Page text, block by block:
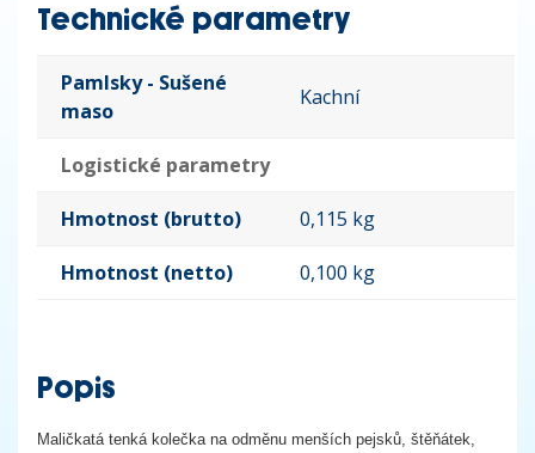
Technické parametry
Pamlsky - Sušené
maso
Kachní
Logistické parametry
Hmotnost (brutto) 0,115 kg
Hmotnost (netto) 0,100 kg
Popis
Maličkatá tenká kolečka na odměnu menších pejsků, štěňátek,